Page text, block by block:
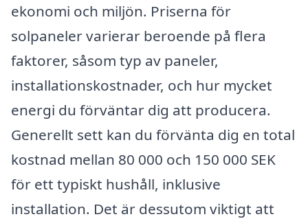
ekonomi och miljön. Priserna för
solpaneler varierar beroende på flera
faktorer, såsom typ av paneler,
installationskostnader, och hur mycket
energi du förväntar dig att producera.
Generellt sett kan du förvänta dig en total
kostnad mellan 80 000 och 150 000 SEK
för ett typiskt hushåll, inklusive
installation. Det är dessutom viktigt att